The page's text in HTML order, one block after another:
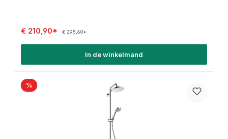
€ 210,90* € 295,60*
In de winkelmand
%